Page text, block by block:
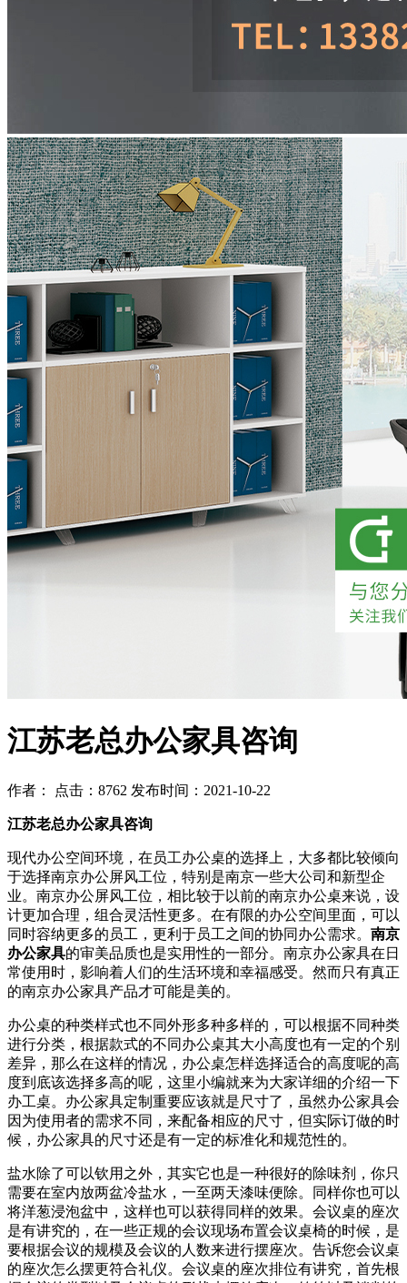
江苏老总办公家具咨询
作者： 点击：8762 发布时间：2021-10-22
江苏老总办公家具咨询
现代办公空间环境，在员工办公桌的选择上，大多都比较倾向
于选择南京办公屏风工位，特别是南京一些大公司和新型企
业。南京办公屏风工位，相比较于以前的南京办公桌来说，设
计更加合理，组合灵活性更多。在有限的办公空间里面，可以
同时容纳更多的员工，更利于员工之间的协同办公需求。 南京
办公家具的审美品质也是实用性的一部分。南京办公家具在日
常使用时，影响着人们的生活环境和幸福感受。然而只有真正
的南京办公家具产品才可能是美的。
办公桌的种类样式也不同外形多种多样的，可以根据不同种类
进行分类，根据款式的不同办公桌其大小高度也有一定的个别
差异，那么在这样的情况，办公桌怎样选择适合的高度呢的高
度到底该选择多高的呢，这里小编就来为大家详细的介绍一下
办工桌。办公家具定制重要应该就是尺寸了，虽然办公家具会
因为使用者的需求不同，来配备相应的尺寸，但实际订做的时
候，办公家具的尺寸还是有一定的标准化和规范性的。
盐水除了可以钦用之外，其实它也是一种很好的除味剂，你只
需要在室内放两盆冷盐水，一至两天漆味便除。同样你也可以
将洋葱浸泡盆中，这样也可以获得同样的效果。会议桌的座次
是有讲究的，在一些正规的会议现场布置会议桌椅的时候，是
要根据会议的规模及会议的人数来进行摆座次。告诉您会议桌
的座次怎么摆更符合礼仪。会议桌的座次排位有讲究，首先根